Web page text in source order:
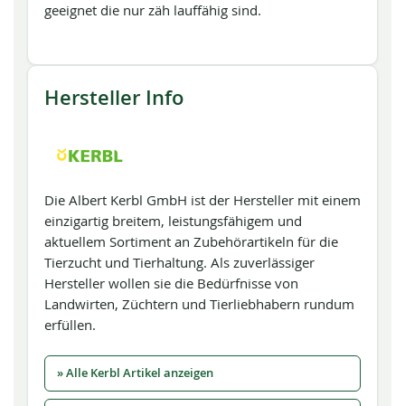
geeignet die nur zäh lauffähig sind.
Hersteller Info
Die Albert Kerbl GmbH ist der Hersteller mit einem
einzigartig breitem, leistungsfähigem und
aktuellem Sortiment an Zubehörartikeln für die
Tierzucht und Tierhaltung. Als zuverlässiger
Hersteller wollen sie die Bedürfnisse von
Landwirten, Züchtern und Tierliebhabern rundum
erfüllen.
» Alle Kerbl Artikel anzeigen